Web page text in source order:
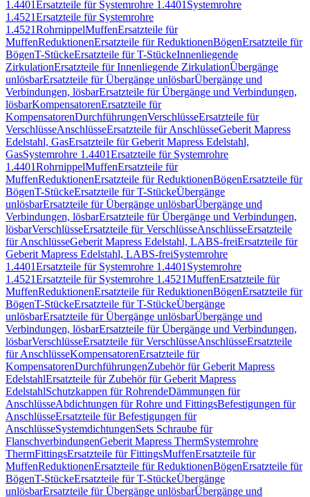
1.4401Ersatzteile für Systemrohre 1.4401 Systemrohre
1.4521Ersatzteile für Systemrohre
1.4521RohrnippelMuffenErsatzteile für
MuffenReduktionenErsatzteile für ReduktionenBögenErsatzteile für
BögenT-StückeErsatzteile für T-StückeInnenliegende
ZirkulationErsatzteile für Innenliegende ZirkulationÜbergänge
unlösbarErsatzteile für Übergänge unlösbarÜbergänge und
Verbindungen, lösbarErsatzteile für Übergänge und Verbindungen,
lösbarKompensatorenErsatzteile für
KompensatorenDurchführungenVerschlüsseErsatzteile für
VerschlüsseAnschlüsseErsatzteile für AnschlüsseGeberit Mapress
Edelstahl, GasErsatzteile für Geberit Mapress Edelstahl,
GasSystemrohre 1.4401Ersatzteile für Systemrohre
1.4401RohrnippelMuffenErsatzteile für
MuffenReduktionenErsatzteile für ReduktionenBögenErsatzteile für
BögenT-StückeErsatzteile für T-StückeÜbergänge
unlösbarErsatzteile für Übergänge unlösbarÜbergänge und
Verbindungen, lösbarErsatzteile für Übergänge und Verbindungen,
lösbarVerschlüsseErsatzteile für VerschlüsseAnschlüsseErsatzteile
für AnschlüsseGeberit Mapress Edelstahl, LABS-freiErsatzteile für
Geberit Mapress Edelstahl, LABS-freiSystemrohre
1.4401Ersatzteile für Systemrohre 1.4401 Systemrohre
1.4521Ersatzteile für Systemrohre 1.4521MuffenErsatzteile für
MuffenReduktionenErsatzteile für ReduktionenBögenErsatzteile für
BögenT-StückeErsatzteile für T-StückeÜbergänge
unlösbarErsatzteile für Übergänge unlösbarÜbergänge und
Verbindungen, lösbarErsatzteile für Übergänge und Verbindungen,
lösbarVerschlüsseErsatzteile für VerschlüsseAnschlüsseErsatzteile
für AnschlüsseKompensatorenErsatzteile für
KompensatorenDurchführungenZubehör für Geberit Mapress
EdelstahlErsatzteile für Zubehör für Geberit Mapress
EdelstahlSchutzkappen für RohrendeDämmungen für
AnschlüsseAbdichtungen für Rohre und FittingsBefestigungen für
AnschlüsseErsatzteile für Befestigungen für
AnschlüsseSystemdichtungenSets Schraube für
FlanschverbindungenGeberit Mapress ThermSystemrohre
ThermFittingsErsatzteile für FittingsMuffenErsatzteile für
MuffenReduktionenErsatzteile für ReduktionenBögenErsatzteile für
BögenT-StückeErsatzteile für T-StückeÜbergänge
unlösbarErsatzteile für Übergänge unlösbarÜbergänge und